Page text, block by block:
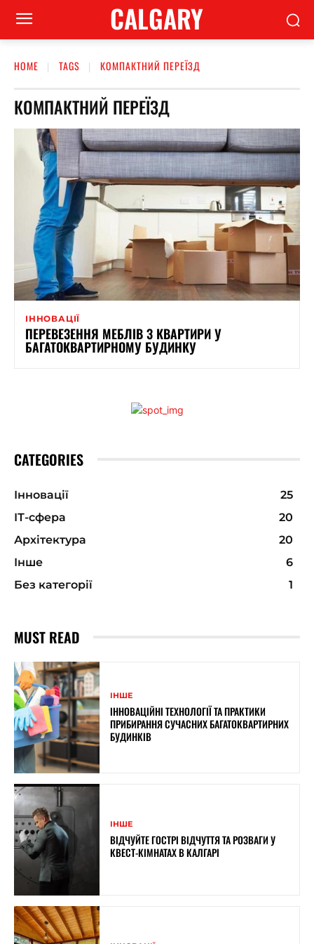
CALGARY
HOME TAGS КОМПАКТНИЙ ПЕРЕЇЗД
КОМПАКТНИЙ ПЕРЕЇЗД
ІННОВАЦІЇ
ПЕРЕВЕЗЕННЯ МЕБЛІВ З КВАРТИРИ У
БАГАТОКВАРТИРНОМУ БУДИНКУ
CATEGORIES
Інновації
25
ІТ-сфера
20
Архітектура
20
Інше
6
Без категорії
1
MUST READ
ІНШЕ
ІННОВАЦІЙНІ ТЕХНОЛОГІЇ ТА ПРАКТИКИ
ПРИБИРАННЯ СУЧАСНИХ БАГАТОКВАРТИРНИХ
БУДИНКІВ
ІНШЕ
ВІДЧУЙТЕ ГОСТРІ ВІДЧУТТЯ ТА РОЗВАГИ У
КВЕСТ-КІМНАТАХ В КАЛГАРІ